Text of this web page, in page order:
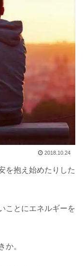
2018.10.24
を抱え始めたりした
ことにエネルギーを
か。